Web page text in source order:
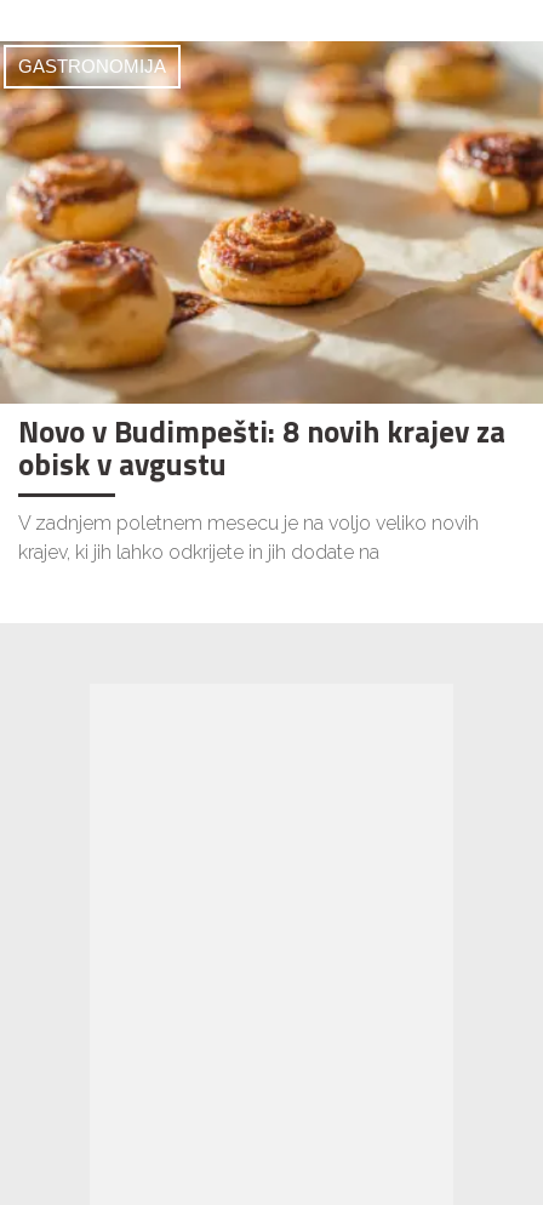
GASTRONOMIJA
Novo v Budimpešti: 8 novih krajev za
obisk v avgustu
V zadnjem poletnem mesecu je na voljo veliko novih
krajev, ki jih lahko odkrijete in jih dodate na